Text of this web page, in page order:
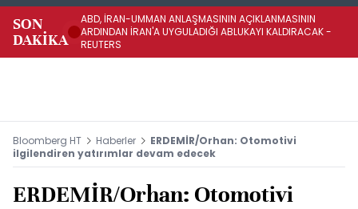
SON
DAKİKA
ABD, İRAN-UMMAN ANLAŞMASININ AÇIKLANMASININ
ARDINDAN İRAN'A UYGULADIĞI ABLUKAYI KALDIRACAK -
REUTERS
Bloomberg HT Haberler
ERDEMİR/Orhan: Otomotivi
ilgilendiren yatırımlar devam edecek
ERDEMİR/Orhan: Otomotivi